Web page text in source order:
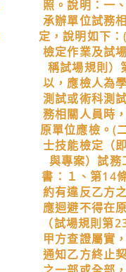
照。說明：一
承辦單位試務
定，說明如下
檢定作業及試
稱試場規則）
以，應檢人為
測試或術科測
務相關人員時
原單位應檢。(
士技能檢定（
與專案）試務
書：１、第14
約有違反乙方
應迴避不得在
（試場規則第
甲方查證屬實
通知乙方終止